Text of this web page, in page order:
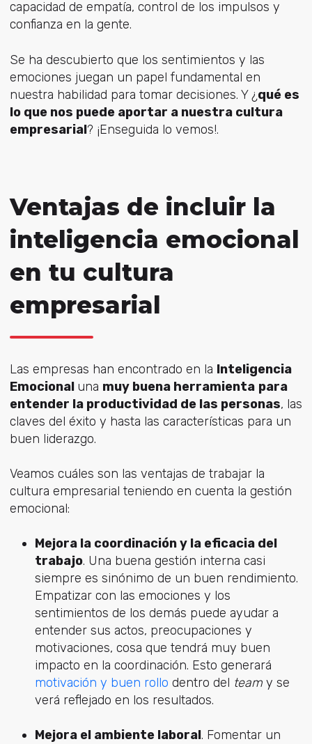
capacidad de empatía, control de los impulsos y
confianza en la gente.
Se ha descubierto que los sentimientos y las
emociones juegan un papel fundamental en
nuestra habilidad para tomar decisiones. Y ¿qué es
lo que nos puede aportar a nuestra cultura
empresarial? ¡Enseguida lo vemos!.
Ventajas de incluir la
inteligencia emocional
en tu cultura
empresarial
Las empresas han encontrado en la Inteligencia
Emocional una muy buena herramienta para
entender la productividad de las personas, las
claves del éxito y hasta las características para un
buen liderazgo.
Veamos cuáles son las ventajas de trabajar la
cultura empresarial teniendo en cuenta la gestión
emocional:
Mejora la coordinación y la eficacia del
trabajo. Una buena gestión interna casi
siempre es sinónimo de un buen rendimiento.
Empatizar con las emociones y los
sentimientos de los demás puede ayudar a
entender sus actos, preocupaciones y
motivaciones, cosa que tendrá muy buen
impacto en la coordinación. Esto generará
motivación y buen rollo dentro del teamy se
verá reflejado en los resultados.
Mejora el ambiente laboral. Fomentar un